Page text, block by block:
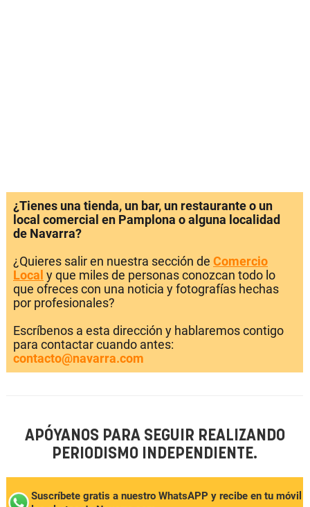
¿Tienes una tienda, un bar, un restaurante o un
local comercial en Pamplona o alguna localidad
de Navarra?
¿Quieres salir en nuestra sección de Comercio
Local y que miles de personas conozcan todo lo
que ofreces con una noticia y fotografías hechas
por profesionales?
Escríbenos a esta dirección y hablaremos contigo
para contactar cuando antes:
contacto@navarra.com
APÓYANOS PARA SEGUIR REALIZANDO
PERIODISMO INDEPENDIENTE.
Suscríbete gratis a nuestro WhatsAPP y recibe en tu móvil